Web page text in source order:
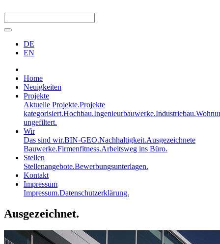
DE
EN
Home
Neuigkeiten
Projekte
Aktuelle Projekte.Projekte
kategorisiert.Hochbau.Ingenieurbauwerke.Industriebau.
ungefiltert.
Wir
Das sind wir.BIN-GEO.Nachhaltigkeit.Ausgezeichnete
Bauwerke.Firmenfitness.Arbeitsweg ins Büro.
Stellen
Stellenangebote.Bewerbungsunterlagen.
Kontakt
Impressum
Impressum.Datenschutzerklärung.
Ausgezeichnet.